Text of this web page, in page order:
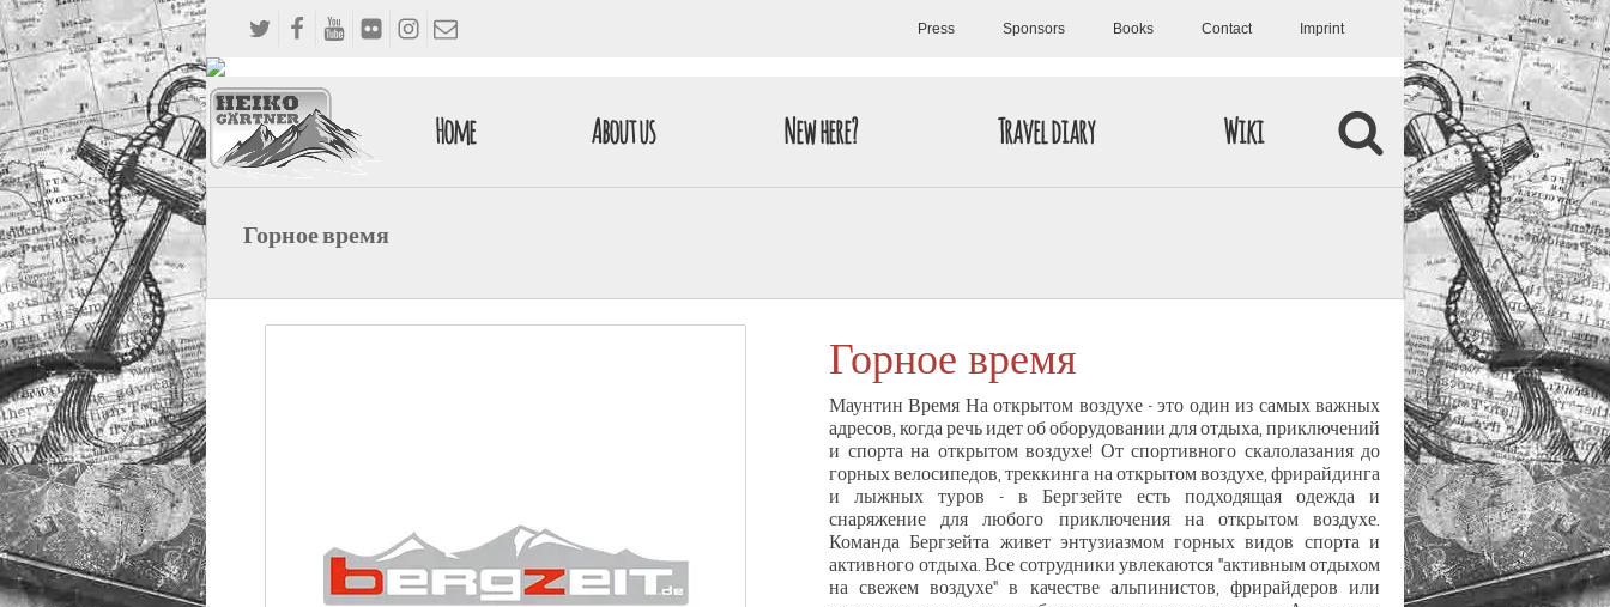
Press Sponsors Books Contact Imprint
Home About us New here? Travel diary Wiki
Горное время
Горное время
Маунтин Время На открытом воздухе - это один из самых важных
адресов, когда речь идет об оборудовании для отдыха, приключений
и спорта на открытом воздухе! От спортивного скалолазания до
горных велосипедов, треккинга на открытом воздухе, фрирайдинга
и лыжных туров - в Бергзейте есть подходящая одежда и
снаряжение для любого приключения на открытом воздухе.
Команда Бергзейта живет энтузиазмом горных видов спорта и
активного отдыха. Все сотрудники увлекаются "активным отдыхом
на свежем воздухе" в качестве альпинистов, фрирайдеров или